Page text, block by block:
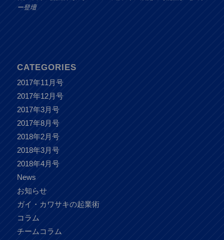
ー登壇
CATEGORIES
2017年11月号
2017年12月号
2017年3月号
2017年8月号
2018年2月号
2018年3月号
2018年4月号
News
お知らせ
ガイ・カワサキの起業術
コラム
チームコラム